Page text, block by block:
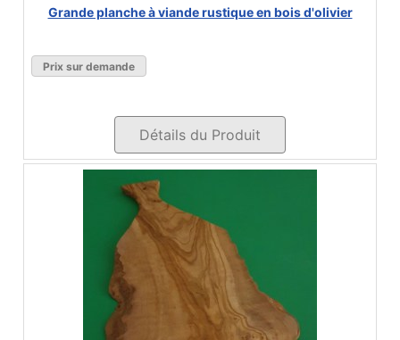
Grande planche à viande rustique en bois d'olivier
Prix sur demande
Détails du Produit